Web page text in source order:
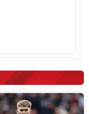
- Thông Minh
đ